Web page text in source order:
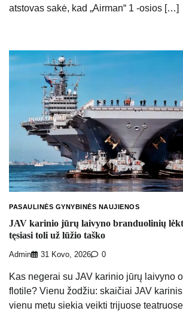
atstovas sakė, kad „Airman“ 1 -osios […]
PASAULINĖS GYNYBINĖS NAUJIENOS
JAV karinio jūrų laivyno branduolinių
tęsiasi toli už lūžio taško
Admin 31 Kovo, 2026 0
Kas negerai su JAV karinio jūrų laivyno
flotile? Vienu žodžiu: skaičiai JAV
vienu metu siekia veikti trijuose